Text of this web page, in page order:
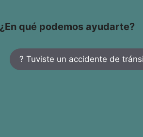
¿En qué podemos ayudarte?
? Tuviste un accidente de